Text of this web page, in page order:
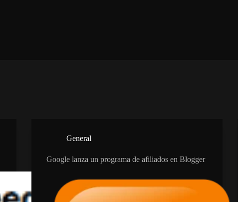
General
Google lanza un programa de afiliados en Blogger